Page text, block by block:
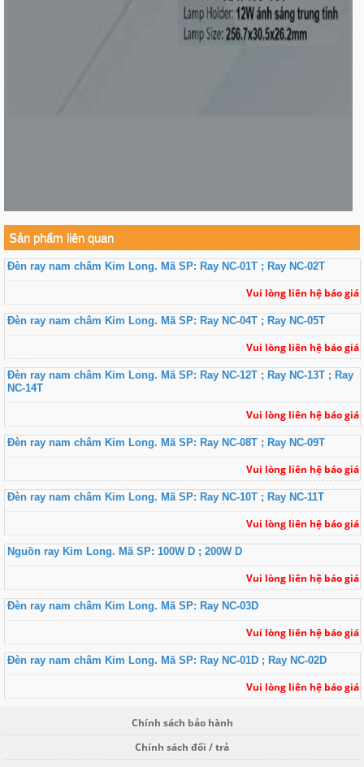
Sản phẩm liên quan
Đèn ray nam châm Kim Long. Mã SP: Ray NC-01T ; Ray NC-02T
Vui lòng liên hệ báo giá
Đèn ray nam châm Kim Long. Mã SP: Ray NC-04T ; Ray NC-05T
Vui lòng liên hệ báo giá
Đèn ray nam châm Kim Long. Mã SP: Ray NC-12T ; Ray NC-13T ; Ray
NC-14T
Vui lòng liên hệ báo giá
Đèn ray nam châm Kim Long. Mã SP: Ray NC-08T ; Ray NC-09T
Vui lòng liên hệ báo giá
Đèn ray nam châm Kim Long. Mã SP: Ray NC-10T ; Ray NC-11T
Vui lòng liên hệ báo giá
Nguồn ray Kim Long. Mã SP: 100W D ; 200W D
Vui lòng liên hệ báo giá
Đèn ray nam châm Kim Long. Mã SP: Ray NC-03D
Vui lòng liên hệ báo giá
Đèn ray nam châm Kim Long. Mã SP: Ray NC-01D ; Ray NC-02D
Vui lòng liên hệ báo giá
Chính sách bảo hành
Chính sách đổi / trả